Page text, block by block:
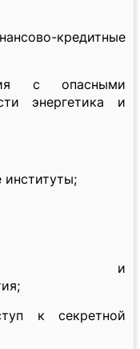
кредитные
с опасными
энергетика и
институты;
и
к секретной